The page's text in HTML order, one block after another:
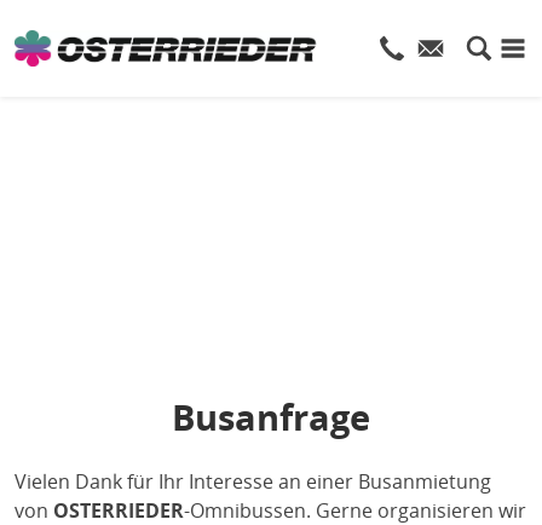
Busanfrage
Vielen Dank für Ihr Interesse an einer Busanmietung
von OSTERRIEDER-Omnibussen. Gerne organisieren wir